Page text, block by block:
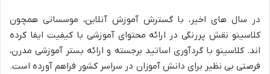
در سال های اخیر، با گسترش آموزش آنلاین، موسساتی همچون
کلاسینو نقش پررنگی در ارائه محتوای آموزشی با کیفیت ایفا کرده
اند. کلاسینو با گردآوری اساتید برجسته و ارائه بستر آموزشی مدرن،
فرصتی بی نظیر برای دانش آموزان در سراسر کشور فراهم آورده است.